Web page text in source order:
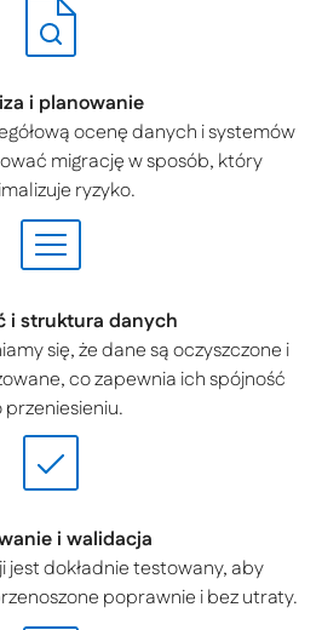
i planowanie
ocenę danych i systemów
migrację w sposób, który
ryzyko.
i struktura danych
się, że dane są oczyszczone i
co zapewnia ich spójność
przeniesieniu.
i walidacja
jest dokładnie testowany, aby
poprawnie i bez utraty.